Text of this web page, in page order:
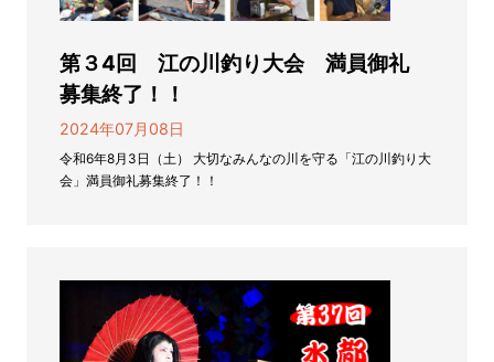
第３4回 江の川釣り大会 満員御礼
募集終了！！
2024年07月08日
令和6年8月3日（土） 大切なみんなの川を守る「江の川釣り大
会」満員御礼募集終了！！